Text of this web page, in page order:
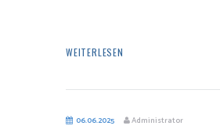
WEITERLESEN
06.06.2025 Administrator